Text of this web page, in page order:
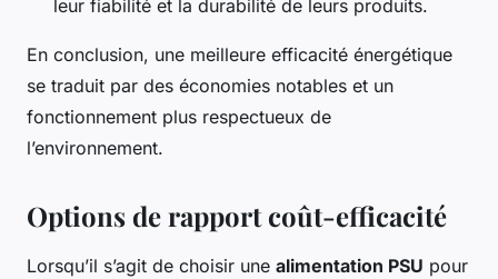
leur fiabilité et la durabilité de leurs produits.
En conclusion, une meilleure efficacité énergétique
se traduit par des économies notables et un
fonctionnement plus respectueux de
l’environnement.
Options de rapport coût-efficacité
Lorsqu’il s’agit de choisir une alimentation PSU pour